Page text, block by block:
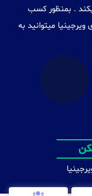
. بمنظور کسب
ویرجینیا میتوانید به